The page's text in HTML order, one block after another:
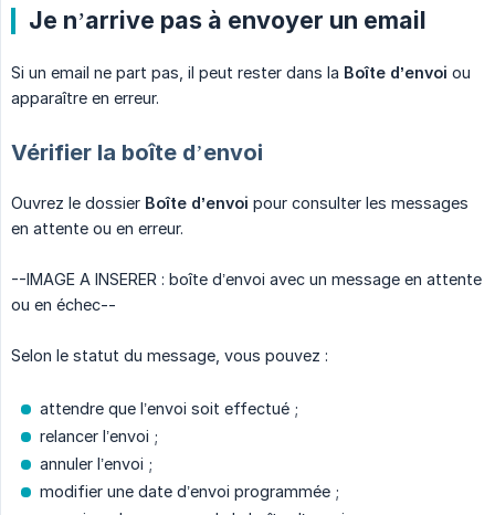
Je n’arrive pas à envoyer un email
Si un email ne part pas, il peut rester dans la Boîte d’envoi ou
apparaître en erreur.
Vérifier la boîte d’envoi
Ouvrez le dossier Boîte d’envoi pour consulter les messages
en attente ou en erreur.
--IMAGE A INSERER : boîte d’envoi avec un message en attente
ou en échec--
Selon le statut du message, vous pouvez :
attendre que l’envoi soit effectué ;
relancer l’envoi ;
annuler l’envoi ;
modifier une date d’envoi programmée ;